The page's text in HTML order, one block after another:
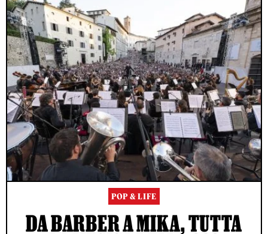
POP & LIFE
DA BARBER A MIKA, TUTTA